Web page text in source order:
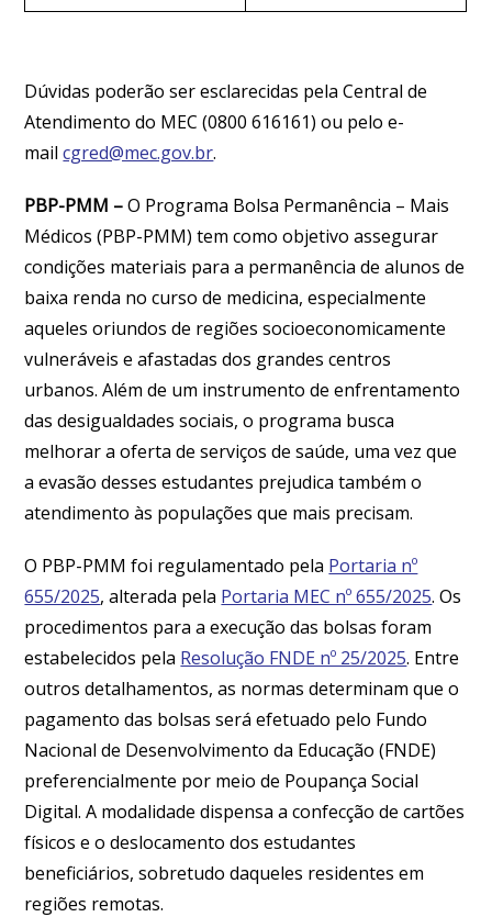
Dúvidas poderão ser esclarecidas pela Central de
Atendimento do MEC (0800 616161) ou pelo e-
mailcgred@mec.gov.br.
PBP-PMM –O Programa Bolsa Permanência – Mais
Médicos (PBP-PMM) tem como objetivo assegurar
condições materiais para a permanência de alunos de
baixa renda no curso de medicina, especialmente
aqueles oriundos de regiões socioeconomicamente
vulneráveis e afastadas dos grandes centros
urbanos. Além de um instrumento de enfrentamento
das desigualdades sociais, o programa busca
melhorar a oferta de serviços de saúde, uma vez que
a evasão desses estudantes prejudica também o
atendimento às populações que mais precisam.
O PBP-PMM foi regulamentado pela Portaria nº
655/2025, alterada pela Portaria MEC nº 655/2025. Os
procedimentos para a execução das bolsas foram
estabelecidos pela Resolução FNDE nº 25/2025. Entre
outros detalhamentos, as normas determinam que o
pagamento das bolsas será efetuado pelo Fundo
Nacional de Desenvolvimento da Educação (FNDE)
preferencialmente por meio de Poupança Social
Digital. A modalidade dispensa a confecção de cartões
físicos e o deslocamento dos estudantes
beneficiários, sobretudo daqueles residentes em
regiões remotas.